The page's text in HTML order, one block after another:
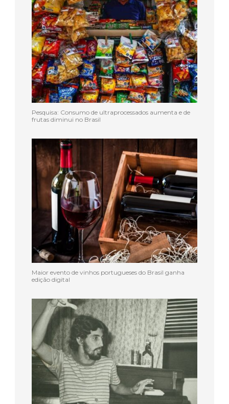
Pesquisa: Consumo de ultraprocessados aumenta e de
frutas diminui no Brasil
Maior evento de vinhos portugueses do Brasil ganha
edição digital